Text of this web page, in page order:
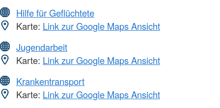
Hilfe für Geflüchtete
Karte: Link zur Google Maps Ansicht
Jugendarbeit
Karte: Link zur Google Maps Ansicht
Krankentransport
Karte: Link zur Google Maps Ansicht